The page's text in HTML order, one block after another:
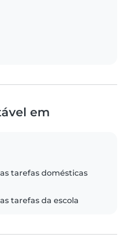
em
tarefas domésticas
tarefas da escola